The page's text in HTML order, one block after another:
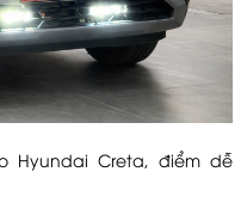
Hyundai Creta, điểm dễ